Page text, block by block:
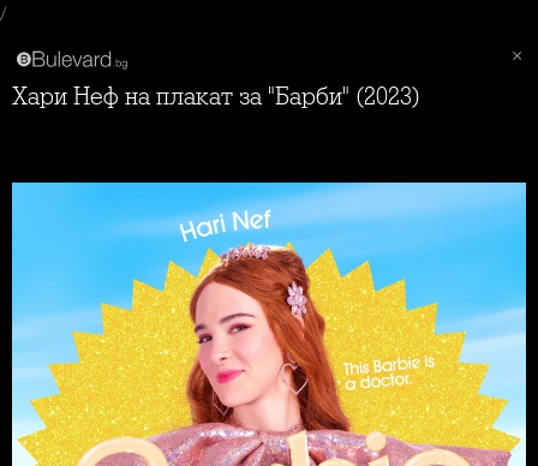
/
Хари Неф на плакат за "Барби" (2023)